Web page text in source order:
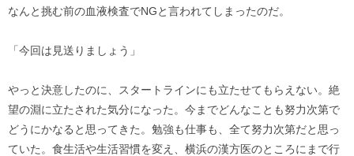
なんと挑む前の血液検査でNGと言われてしまったのだ。
「今回は見送りましょう」
やっと決意したのに、スタートラインにも立たせてもらえない。絶
望の淵に立たされた気分になった。今までどんなことも努力次第で
どうにかなると思ってきた。勉強も仕事も、全て努力次第だと思っ
ていた。食生活や生活習慣を変え、横浜の漢方医のところにまで行